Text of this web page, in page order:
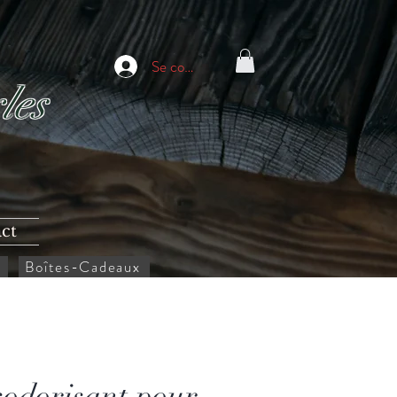
Se connecter
Boîtes-Cadeaux